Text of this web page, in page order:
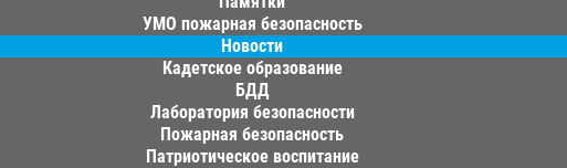
УМО пожарная безопасность
Новости
Кадетское образование
БДД
Лаборатория безопасности
Пожарная безопасность
Патриотическое воспитание